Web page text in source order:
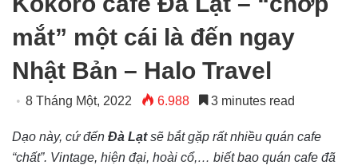
mắt” một cái là đến ngay
Nhật Bản – Halo Travel
8 Tháng Một, 2022 6.988 3 minutes read
Dạo này, cứ đến Đà Lạtsẽ bắt gặp rất nhiều quán cafe
“chất”. Vintage, hiện đại, hoài cổ,… biết bao quán cafe đã